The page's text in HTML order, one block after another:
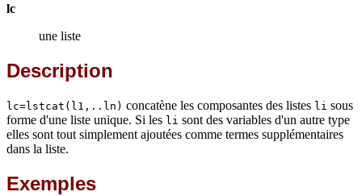
lc
une liste
Description
lc=lstcat(l1,..ln) concatène les composantes des listes li sous
forme d'une liste unique. Si les li sont des variables d'un autre type
elles sont tout simplement ajoutées comme termes supplémentaires
dans la liste.
Exemples